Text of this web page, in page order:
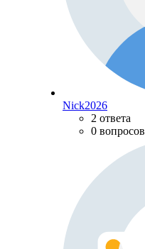
Nick2026
2 ответа
0 вопросов